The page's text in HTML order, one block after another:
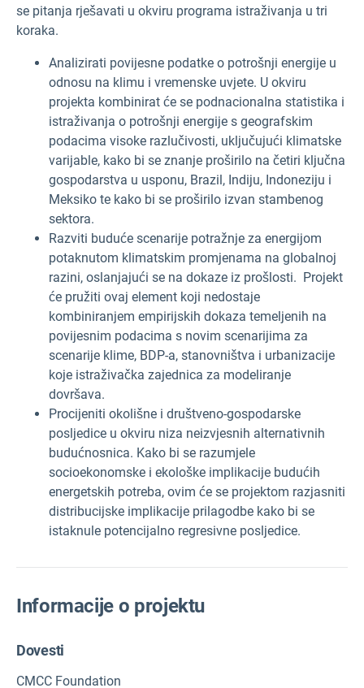
se pitanja rješavati u okviru programa istraživanja u tri
koraka.
Analizirati povijesne podatke o potrošnji energije u
odnosu na klimu i vremenske uvjete. U okviru
projekta kombinirat će se podnacionalna statistika i
istraživanja o potrošnji energije s geografskim
podacima visoke razlučivosti, uključujući klimatske
varijable, kako bi se znanje proširilo na četiri ključna
gospodarstva u usponu, Brazil, Indiju, Indoneziju i
Meksiko te kako bi se proširilo izvan stambenog
sektora.
Razviti buduće scenarije potražnje za energijom
potaknutom klimatskim promjenama na globalnoj
razini, oslanjajući se na dokaze iz prošlosti. Projekt
će pružiti ovaj element koji nedostaje
kombiniranjem empirijskih dokaza temeljenih na
povijesnim podacima s novim scenarijima za
scenarije klime, BDP-a, stanovništva i urbanizacije
koje istraživačka zajednica za modeliranje
dovršava.
Procijeniti okolišne i društveno-gospodarske
posljedice u okviru niza neizvjesnih alternativnih
budućnosnica. Kako bi se razumjele
socioekonomske i ekološke implikacije budućih
energetskih potreba, ovim će se projektom razjasniti
distribucijske implikacije prilagodbe kako bi se
istaknule potencijalno regresivne posljedice.
Informacije o projektu
Dovesti
CMCC Foundation